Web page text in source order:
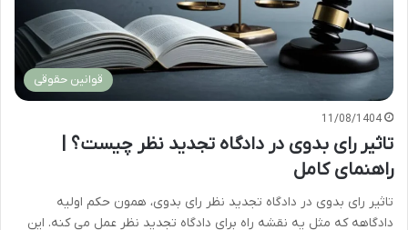
قوانین حقوقی
11/08/1404
تاثیر رای بدوی در دادگاه تجدید نظر چیست؟ |
راهنمای کامل
تاثیر رای بدوی در دادگاه تجدید نظر رای بدوی، همون حکم اولیه
دادگاهه که مثل یه نقشه راه برای دادگاه تجدید نظر عمل می کنه. این